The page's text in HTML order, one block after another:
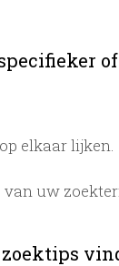
elkaar lijken.
van uw
zoektips